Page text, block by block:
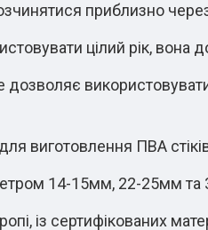
приблизно
цілий рік, вона
виготовлення ПВА
14-15мм, 22-25мм
із сертифікованих